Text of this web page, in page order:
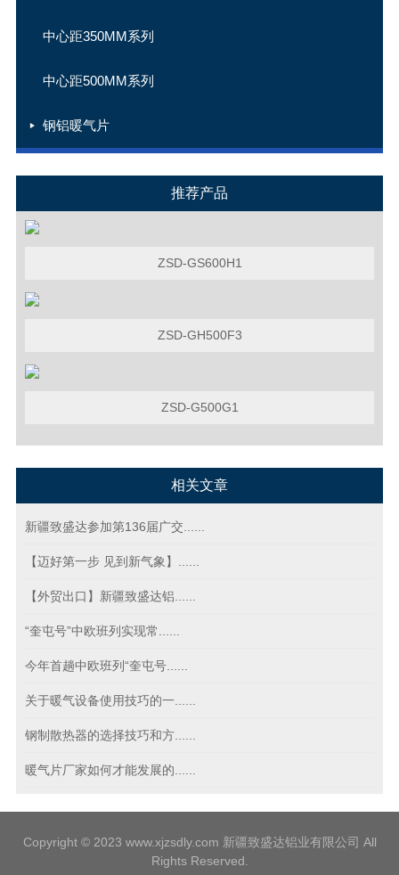
中心距350MM系列
中心距500MM系列
钢铝暖气片
推荐产品
ZSD-GS600H1
ZSD-GH500F3
ZSD-G500G1
相关文章
新疆致盛达参加第136届广交......
【迈好第一步 见到新气象】......
【外贸出口】新疆致盛达铝......
“奎屯号”中欧班列实现常......
今年首趟中欧班列“奎屯号......
关于暖气设备使用技巧的一......
钢制散热器的选择技巧和方......
暖气片厂家如何才能发展的......
Copyright © 2023 www.xjzsdly.com 新疆致盛达铝业有限公司 All
Rights Reserved.